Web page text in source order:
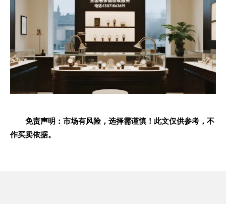
免责声明：市场有风险，选择需谨慎！此文仅供参考，不
作买卖依据。